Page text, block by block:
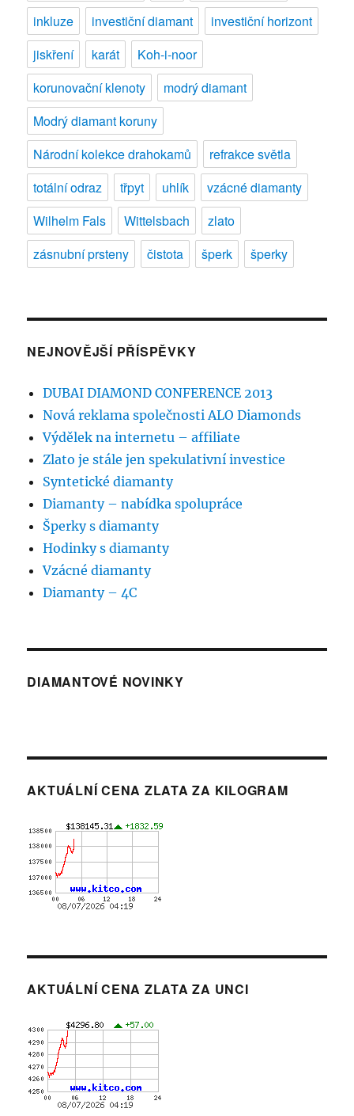
inkluze
investiční diamant
investiční horizont
jiskření
karát
Koh-i-noor
korunovační klenoty
modrý diamant
Modrý diamant koruny
Národní kolekce drahokamů
refrakce světla
totální odraz
třpyt uhlík
vzácné diamanty
Wilhelm Fals
Wittelsbach
zlato
zásnubní prsteny
čistota šperk šperky
NEJNOVĚJŠÍ PŘÍSPĚVKY
DUBAI DIAMOND CONFERENCE 2013
Nová reklama společnosti ALO Diamonds
Výdělek na internetu – affiliate
Zlato je stále jen spekulativní investice
Syntetické diamanty
Diamanty – nabídka spolupráce
Šperky s diamanty
Hodinky s diamanty
Vzácné diamanty
Diamanty – 4C
DIAMANTOVÉ NOVINKY
AKTUÁLNÍ CENA ZLATA ZA KILOGRAM
AKTUÁLNÍ CENA ZLATA ZA UNCI